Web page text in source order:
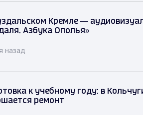
Кремле —
Азбука Ополья»
назад
к учебному году: в
ремонт